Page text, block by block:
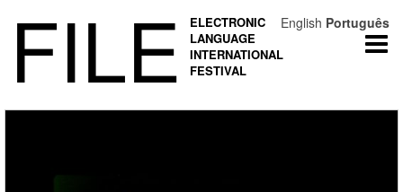
FILE
ELECTRONIC
LANGUAGE
INTERNATIONAL
FESTIVAL
English Português